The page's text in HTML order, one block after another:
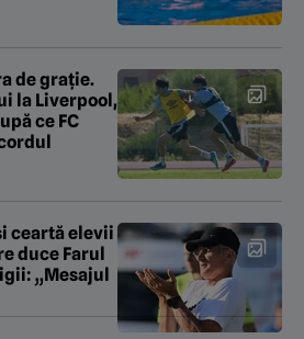
de grație.
la Liverpool,
ce FC
ceartă elevii
duce Farul
„Mesajul